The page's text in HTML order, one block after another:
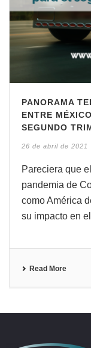
PANORAMA
ENTRE
SEGUNDO
26 de abril de 2021
Pareciera que
pandemia de
como América
su impacto en
Read More